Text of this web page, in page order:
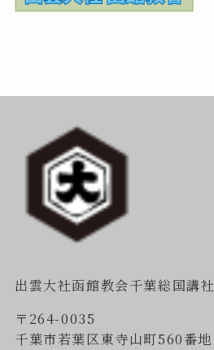
出雲大社函館教会千葉総国講社
〒264-0035
千葉市若葉区東寺山町560番地